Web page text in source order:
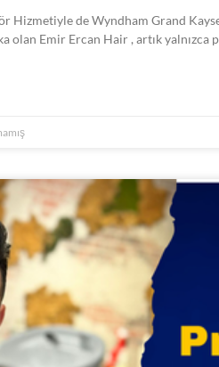
Hizmetiyle de Wyndham Grand
olan Emir Ercan Hair , artık yalnızca